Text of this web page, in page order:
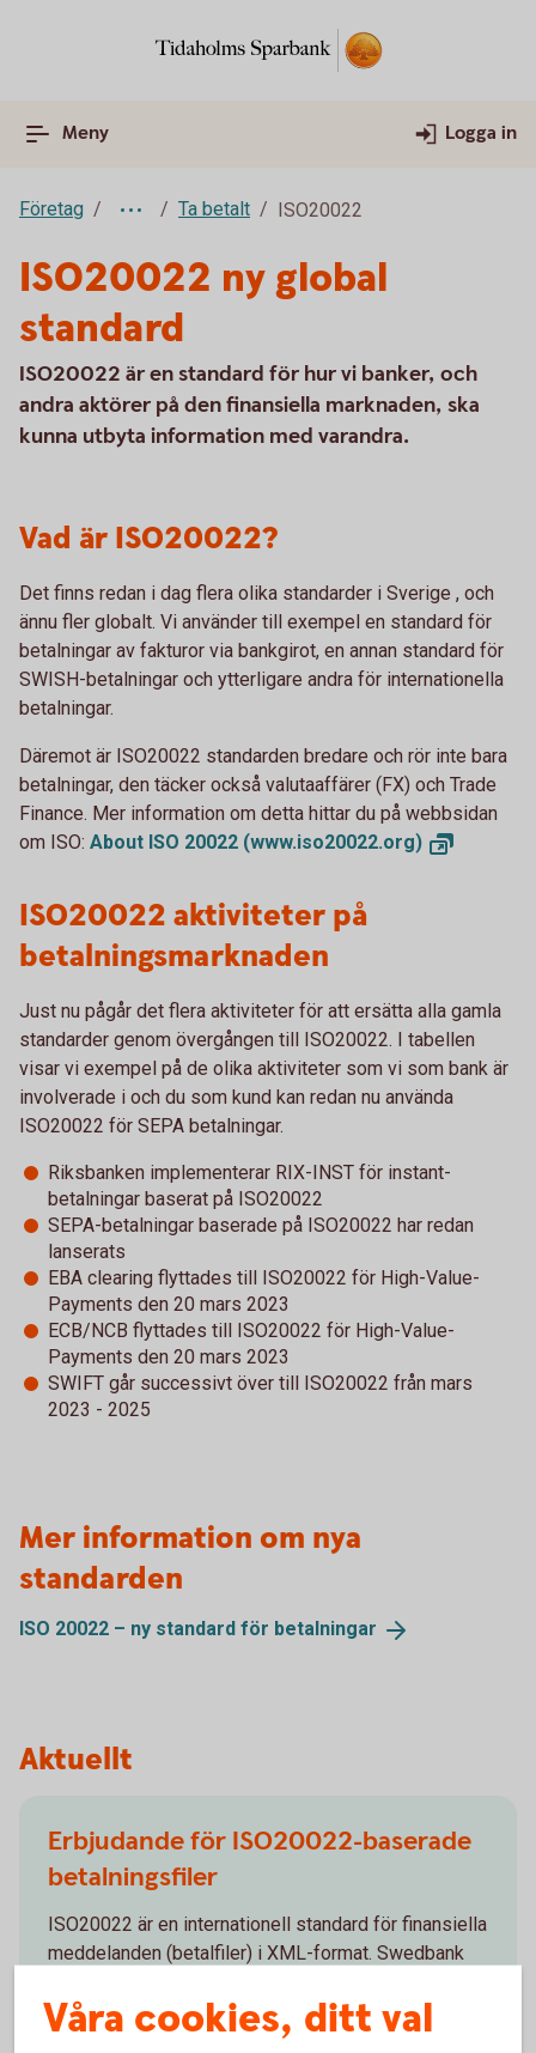
Meny Logga in
Företag Ta betalt ISO20022
ISO20022 ny global
standard
ISO20022 är en standard för hur vi banker, och
andra aktörer på den finansiella marknaden, ska
kunna utbyta information med varandra.
Vad är ISO20022?
Det finns redan i dag flera olika standarder i Sverige , och
ännu fler globalt. Vi använder till exempel en standard för
betalningar av fakturor via bankgirot, en annan standard för
SWISH-betalningar och ytterligare andra för internationella
betalningar.
Däremot är ISO20022 standarden bredare och rör inte bara
betalningar, den täcker också valutaaffärer (FX) och Trade
Finance. Mer information om detta hittar du på webbsidan
om ISO: About ISO 20022 (www.iso20022.org)
ISO20022 aktiviteter på
betalningsmarknaden
Just nu pågår det flera aktiviteter för att ersätta alla gamla
standarder genom övergången till ISO20022. I tabellen
visar vi exempel på de olika aktiviteter som vi som bank är
involverade i och du som kund kan redan nu använda
ISO20022 för SEPA betalningar.
Riksbanken implementerar RIX-INST för instant-
betalningar baserat på ISO20022
SEPA-betalningar baserade på ISO20022 har redan
lanserats
EBA clearing flyttades till ISO20022 för High-Value-
Payments den 20 mars 2023
ECB/NCB flyttades till ISO20022 för High-Value-
Payments den 20 mars 2023
SWIFT går successivt över till ISO20022 från mars
2023 - 2025
Mer information om nya
standarden
ISO 20022 – ny standard för betalningar
Aktuellt
Erbjudande för ISO20022-baserade
betalningsfiler
ISO20022 är en internationell standard för finansiella
meddelanden (betalfiler) i XML-format. Swedbank
leverera information till våra kunder för följande
tjänster.
Våra cookies, ditt val